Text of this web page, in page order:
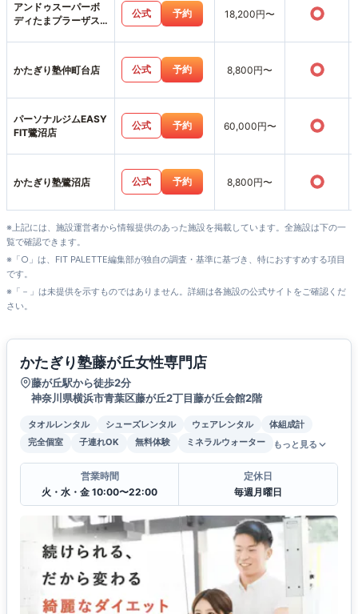
アンドゥスーパーボ
ディたまプラーザス
公式 予約 18,200円〜 ○
かたぎり塾仲町台店 公式 予約 8,800円〜 ○
パーソナルジムEASY
FIT鷺沼店
公式 予約 60,000円〜 ○
かたぎり塾鷺沼店 公式 予約 8,800円〜 ○
※上記には、施設運営者から情報提供のあった施設を掲載しています。全施設は下の一
覧で確認できます。
※「○」は、FIT PALETTE編集部が独自の調査・基準に基づき、特におすすめする項目
です。
※「－」は未提供を示すものではありません。詳細は各施設の公式サイトをご確認くだ
さい。
かたぎり塾藤が丘女性専門店
藤が丘駅から徒歩2分
神奈川県横浜市青葉区藤が丘2丁目藤が丘会館2階
タオルレンタル シューズレンタル ウェアレンタル
体組成計
完全個室
子連れOK 無料体験 ミネラルウォーター もっと見る
営業時間
火・水・金 10:00〜22:00
定休日
毎週月曜日